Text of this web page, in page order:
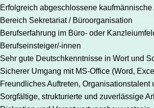
Erfolgreich abgeschlossene
Bereich Sekretariat / Büroorganisation
Berufserfahrung im Büro- oder
Berufseinsteiger/-innen
Sehr gute Deutschkenntnisse in Wort und
Sicherer Umgang mit MS-Office (Word,
Freundliches Auftreten,
Sorgfältige, strukturierte und zuverlässige